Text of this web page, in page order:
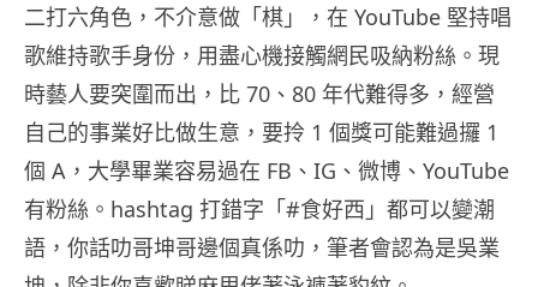
二打六角色，不介意做「棋」，在 YouTube 堅持唱
歌維持歌手身份，用盡心機接觸網民吸納粉絲。現
時藝人要突圍而出，比 70、80 年代難得多，經營
自己的事業好比做生意，要拎 1 個獎可能難過攞 1
個 A，大學畢業容易過在 FB、IG、微博、YouTube
有粉絲。hashtag 打錯字「#食好西」都可以變潮
語，你話叻哥坤哥邊個真係叻，筆者會認為是吳業